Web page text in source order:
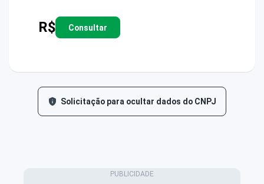
R$ Consultar
Solicitação para ocultar dados do CNPJ